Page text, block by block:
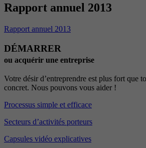
Rapport annuel 2013
Rapport annuel 2013
DÉMARRER
ou acquérir une entreprise
Votre désir d’entreprendre est plus fort que
concret. Nous pouvons vous aider !
Processus simple et efficace
Secteurs d’activités porteurs
Capsules vidéo explicatives